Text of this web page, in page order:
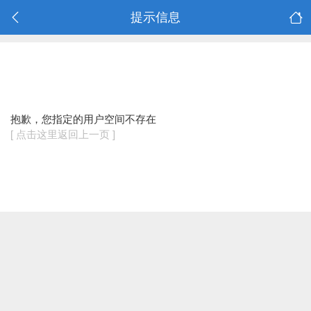
提示信息
抱歉，您指定的用户空间不存在
[ 点击这里返回上一页 ]